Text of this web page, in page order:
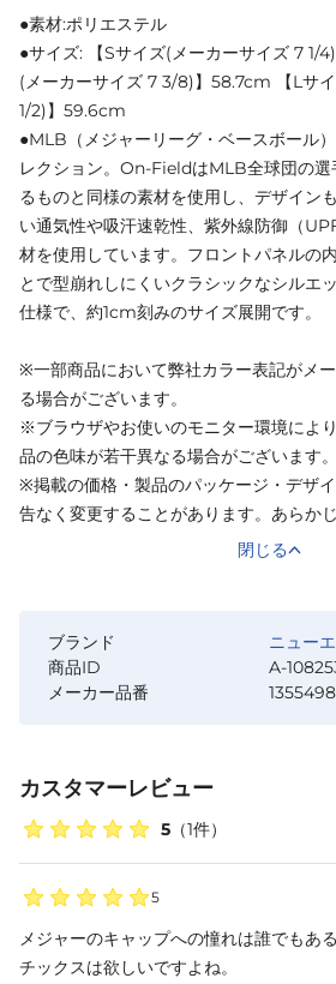
●素材:ポリエステル
●サイズ: 【Sサイズ(メーカーサイズ 7 1/
(メーカーサイズ 7 3/8)】58.7cm 【Lサ
1/2)】59.6cm
●MLB（メジャーリーグ・ベースボール
レクション。On-FieldはMLB全球団の選
るものと同様の素材を使用し、デザイン
い通気性や吸汗速乾性、紫外線防御（
材を使用しています。フロントパネルの
とで型崩れしにくいクラシックなシルエ
仕様で、約1cm刻みのサイズ展開です。
※一部商品において弊社カラー表記がメ
る場合がございます。
※ブラウザやお使いのモニター環境によ
品の色味が若干異なる場合がございます。
※掲載の価格・製品のパッケージ・デザ
告なく変更することがあります。あらか
閉じる
ブランド
ニュー
商品ID
A-
メーカー品番
カスタマーレビュー
5 （1件）
5
メジャーのキャップへの憧れは誰でもあ
チックスは欲しいですよね。